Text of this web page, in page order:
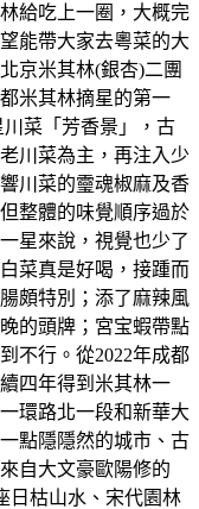
給吃上一圈，大概完
能帶大家去粵菜的大
京米其林(銀杏)二團
米其林摘星的第一
菜「芳香景」，古
川菜為主，再注入少
川菜的𩆜魂椒麻及香
整體的味覺順序過於
星來說，視覺也少了
菜真是好喝，接踵而
頗特別；添了麻辣風
的頭牌；宮宝蝦帶點
不行。從2022年成都
四年得到米其林一
環路北一段和新華大
點隱隱然的城市、古
自大文豪歐陽修的
日枯山水、宋代園林